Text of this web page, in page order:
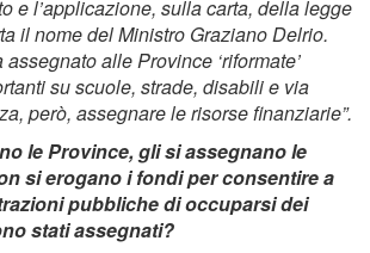
e l’applicazione, sulla carta, della legge
il nome del Ministro Graziano Delrio.
alle Province ‘riformate’
su scuole, strade, disabili e via
però, assegnare le risorse finanziarie”.
le Province, gli si assegnano le
si erogano i fondi per consentire a
pubbliche di occuparsi dei
stati assegnati?